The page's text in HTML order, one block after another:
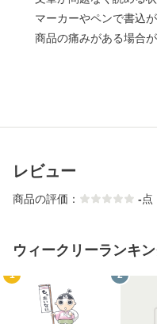
マーカーやペンで書込が
商品の痛みがある場合が
レビュー
商品の評価： -点
ウィークリーランキ
1 2